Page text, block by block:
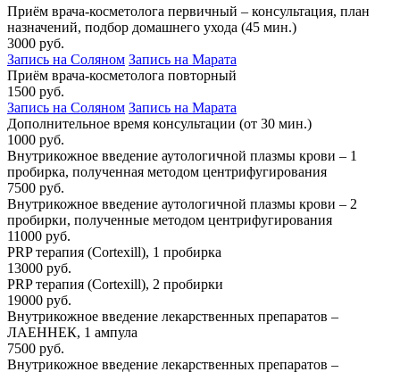
Приём врача-косметолога первичный – консультация, план
назначений, подбор домашнего ухода (45 мин.)
3000 руб.
Запись на Соляном Запись на Марата
Приём врача-косметолога повторный
1500 руб.
Запись на Соляном Запись на Марата
Дополнительное время консультации (от 30 мин.)
1000 руб.
Внутрикожное введение аутологичной плазмы крови – 1
пробирка, полученная методом центрифугирования
7500 руб.
Внутрикожное введение аутологичной плазмы крови – 2
пробирки, полученные методом центрифугирования
11000 руб.
PRP терапия (Cortexill), 1 пробирка
13000 руб.
PRP терапия (Cortexill), 2 пробирки
19000 руб.
Внутрикожное введение лекарственных препаратов –
ЛАЕННЕК, 1 ампула
7500 руб.
Внутрикожное введение лекарственных препаратов –